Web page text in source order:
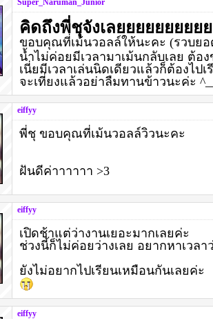
Super_Naruman_Junior
คิดถึงพี่ชุจังเลยยยยยยยยย
ขอบคุณที่เม้นวอลล์ให้นะคะ (รวบยอ
น้ำไม่ค่อยมีเวลามาเม้นกลับเลย ต้
เนี่ยมีเวลาเล่นนิดเดียวแล้วก็ต้องไป
จะเที่ยงแล้วอย่าลืมทานข้าวนะค่ะ
eiffyy
พี่ชุ ขอบคุณที่เม้นวอลล์วิวนะคะ
ฝันดีค่าาาาาา >3
eiffyy
เปิดช้าแต่ว่างานเยอะมากเลยค่ะ
ช่วงนี้ก็ไม่ค่อยว่างเลย อยากหาเวลา
ยังไม่อยากไปเรียนเหมือนกันเลยค่ะ
eiffyy